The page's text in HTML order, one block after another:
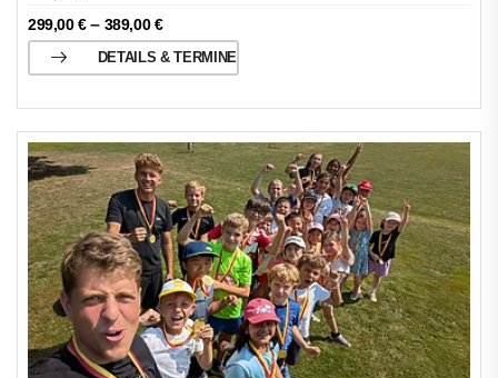
299,00€– 389,00€
DETAILS & TERMINE